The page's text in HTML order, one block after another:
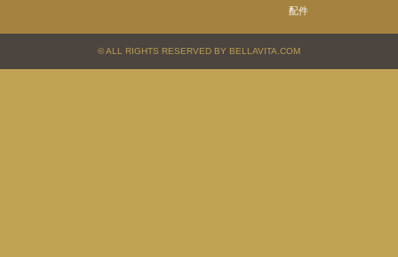
配件
© ALL RIGHTS RESERVED BY BELLAVITA.COM